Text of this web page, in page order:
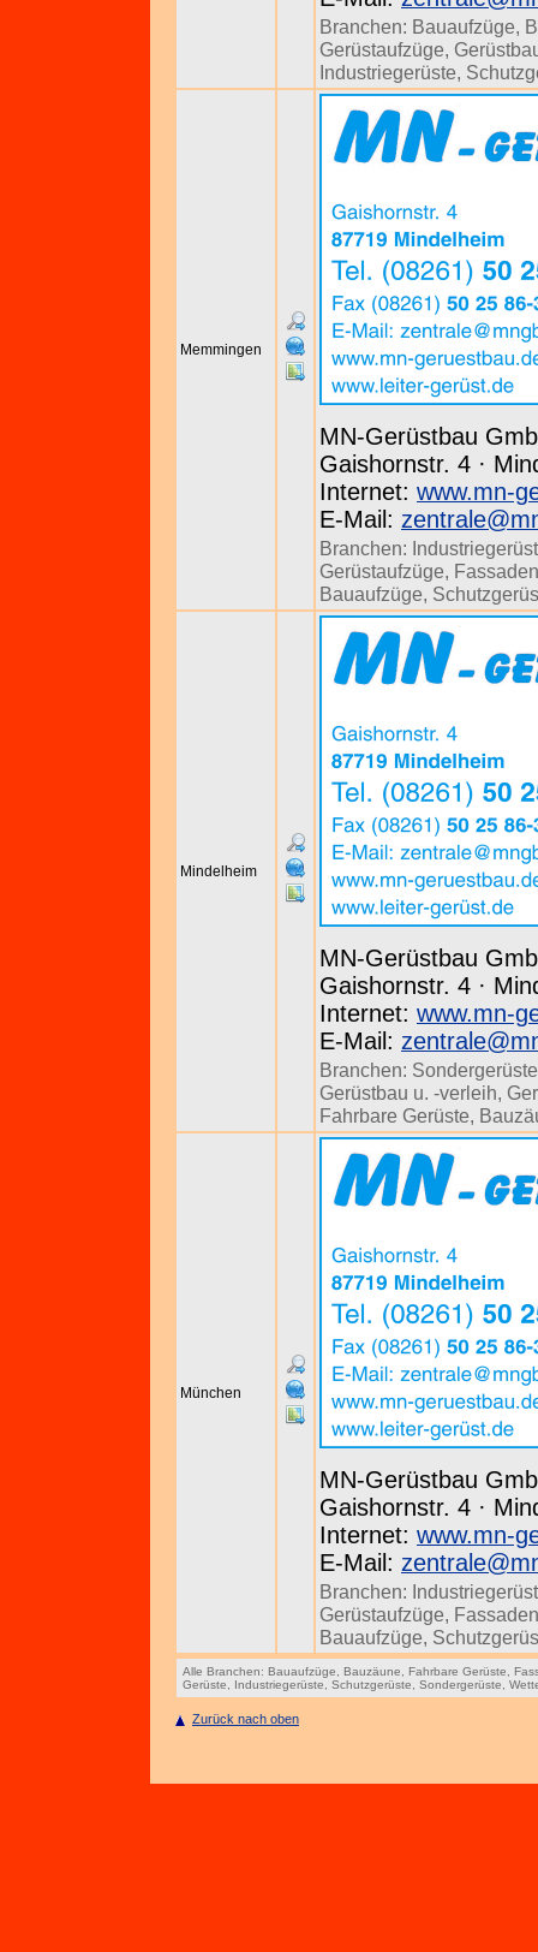
Branchen: Bauaufzüge,
Gerüstaufzüge,
Industriegerüste,
Memmingen
MN-Gerüstbau
Gaishornstr. 4 ·
Internet: www.mn-
E-Mail:
Branchen:
Gerüstaufzüge,
Bauaufzüge,
Mindelheim
MN-Gerüstbau
Gaishornstr. 4 ·
Internet: www.mn-
E-Mail:
Branchen: Sondergerüste
Gerüstbau u. -verleih,
Fahrbare Gerüste,
München
MN-Gerüstbau
Gaishornstr. 4 ·
Internet: www.mn-
E-Mail:
Branchen:
Gerüstaufzüge,
Bauaufzüge,
Alle Branchen: Bauaufzüge Bauzäune Fahrbare Gerüste
Gerüste
Industriegerüste Schutzgerüste Sondergerüste
Zurück nach oben